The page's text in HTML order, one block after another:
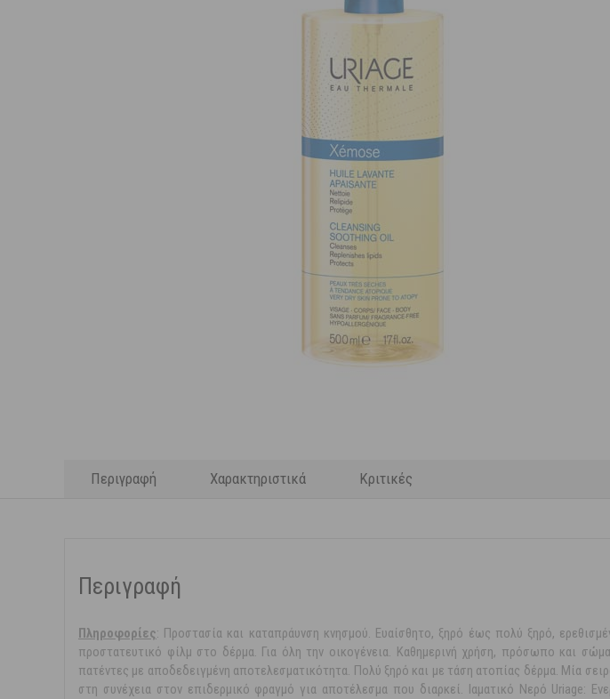
Περιγραφή Χαρακτηριστικά Κριτικές
Περιγραφή
Πληροφορίες: Προστασία και καταπράυνση κνησμού. Ευαίσθητο, ξηρό έως πολύ ξηρό,
προστατευτικό φίλμ στο δέρμα. Για όλη την οικογένεια. Καθημερινή χρήση, πρόσωπο και
πατέντες με αποδεδειγμένη αποτελεσματικότητα. Πολύ ξηρό και με τάση ατοπίας δέρμα. Μία
στη συνέχεια στον επιδερμικό φραγμό για αποτέλεσμα που διαρκεί. Ιαματικό Νερό Uriage: